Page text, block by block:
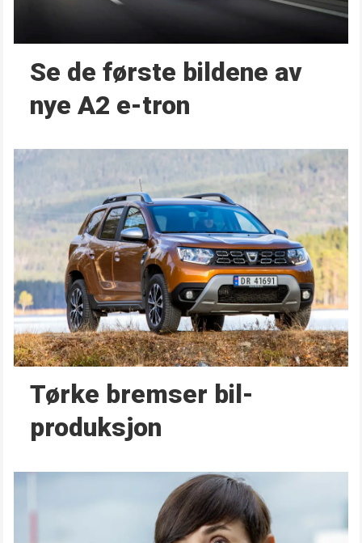
Se de første bildene av
nye A2 e-tron
Tørke bremser bil­
produksjon